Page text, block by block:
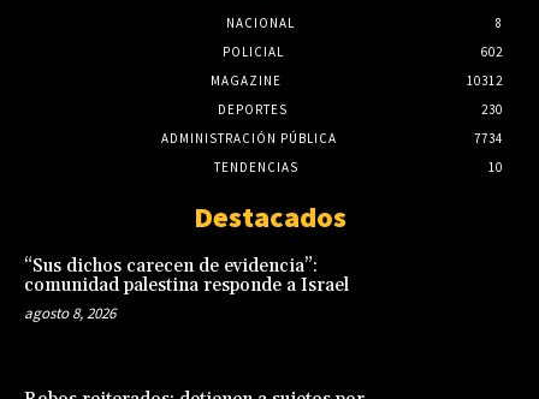
NACIONAL
8
POLICIAL
602
MAGAZINE
10312
DEPORTES
230
ADMINISTRACIÓN PÚBLICA
7734
TENDENCIAS
10
Destacados
“Sus dichos carecen de evidencia”:
comunidad palestina responde a Israel
agosto 8, 2026